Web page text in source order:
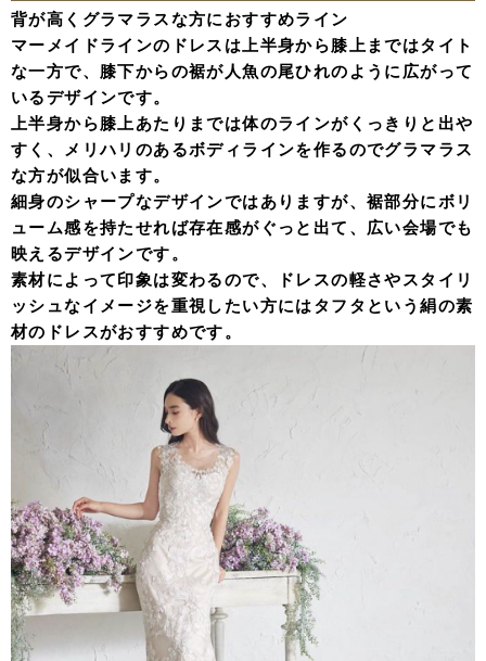
背が高くグラマラスな方におすすめライン
マーメイドラインのドレスは上半身から膝上まではタイト
な一方で、膝下からの裾が人魚の尾ひれのように広がって
いるデザインです。
上半身から膝上あたりまでは体のラインがくっきりと出や
すく、メリハリのあるボディラインを作るのでグラマラス
な方が似合います。
細身のシャープなデザインではありますが、裾部分にボリ
ューム感を持たせれば存在感がぐっと出て、広い会場でも
映えるデザインです。
素材によって印象は変わるので、ドレスの軽さやスタイリ
ッシュなイメージを重視したい方にはタフタという絹の素
材のドレスがおすすめです。